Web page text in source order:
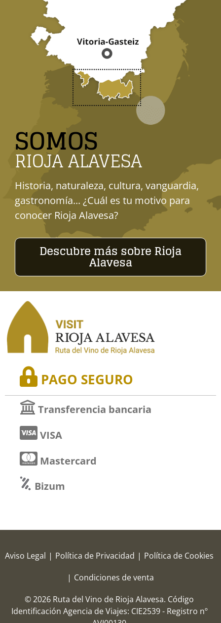
SOMOS
RIOJA ALAVESA
Historia, naturaleza, cultura, vanguardia,
gastronomía... ¿Cuál es tu motivo para
conocer Rioja Alavesa?
Descubre más sobre Rioja
Alavesa
PAGO SEGURO
Transferencia bancaria
VISA
Mastercard
Bizum
Aviso Legal | Política de Privacidad | Política de Cookies
| Condiciones de venta
© 2026 Ruta del Vino de Rioja Alavesa. Código
Identificación Agencia de Viajes: CIE2539 - Registro nº